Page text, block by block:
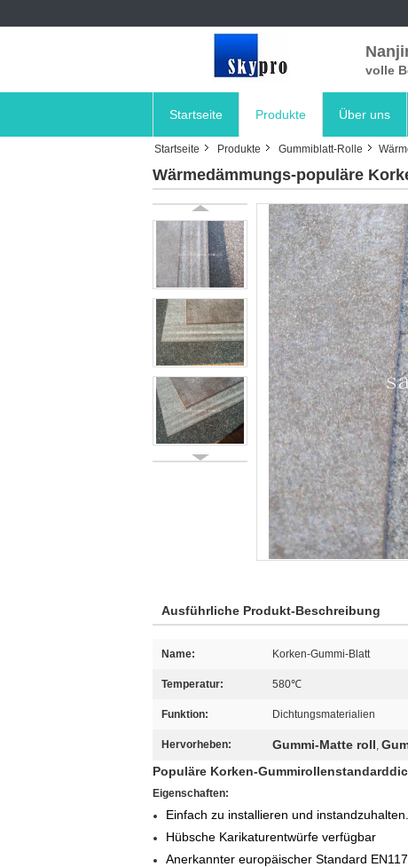
volle
Startseite Produkte Über uns
Startseite Produkte Gummiblatt-Rolle
Wärmedämmungs-populäre
Ausführliche Produkt-Beschreibung
Name: Korken-Gummi-Blatt
Temperatur: 580℃
Funktion: Dichtungsmaterialien
Hervorheben: Gummi-Matte roll,
Populäre Korken-
Eigenschaften:
Einfach zu installieren und instandzuhalten
Hübsche Karikaturentwürfe verfügbar
Anerkannter europäischer Standard